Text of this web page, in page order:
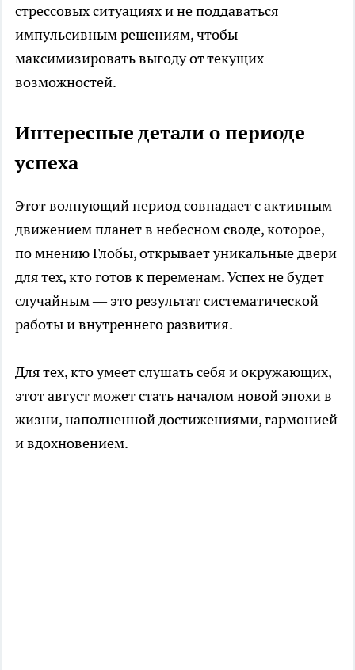
стрессовых ситуациях и не поддаваться
импульсивным решениям, чтобы
максимизировать выгоду от текущих
возможностей.
Интересные детали о периоде
успеха
Этот волнующий период совпадает с активным
движением планет в небесном своде, которое,
по мнению Глобы, открывает уникальные двери
для тех, кто готов к переменам. Успех не будет
случайным — это результат систематической
работы и внутреннего развития.
Для тех, кто умеет слушать себя и окружающих,
этот август может стать началом новой эпохи в
жизни, наполненной достижениями, гармонией
и вдохновением.